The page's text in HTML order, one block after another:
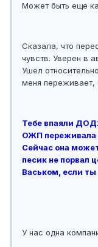
Может быть еще
Сказала, что
чувств. Уверен в
Ушел
меня переживает,
Тебе впаяли
ОЖП переживала
Сейчас она
песик не порвал
Васьком, если
У нас одна